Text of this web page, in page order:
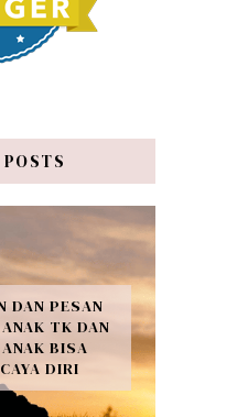
DAN PESAN
TK DAN
BISA
DIRI